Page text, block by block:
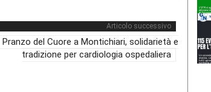
Articolo successivo
Il Pranzo del Cuore a Montichiari, solidarietà e
tradizione per cardiologia ospedaliera